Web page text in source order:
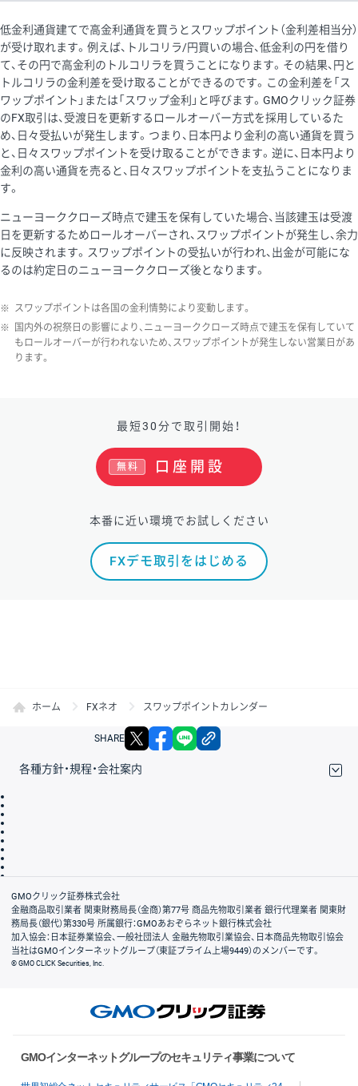
低金利通貨建てで高金利通貨を買うとスワップポイント（金利差相当分）
が受け取れます。例えば、トルコリラ/円買いの場合、低金利の円を借り
て、その円で高金利のトルコリラを買うことになります。その結果、円と
トルコリラの金利差を受け取ることができるのです。この金利差を「ス
ワップポイント」または「スワップ金利」と呼びます。GMOクリック証券
のFX取引は、受渡日を更新するロールオーバー方式を採用しているた
め、日々受払いが発生します。つまり、日本円より金利の高い通貨を買う
と、日々スワップポイントを受け取ることができます。逆に、日本円より
金利の高い通貨を売ると、日々スワップポイントを支払うことになりま
す。
ニューヨーククローズ時点で建玉を保有していた場合、当該建玉は受渡
日を更新するためロールオーバーされ、スワップポイントが発生し、余力
に反映されます。スワップポイントの受払いが行われ、出金が可能にな
るのは約定日のニューヨーククローズ後となります。
※ スワップポイントは各国の金利情勢により変動します。
※
国内外の祝祭日の影響により、ニューヨーククローズ時点で建玉を保有していて
もロールオーバーが行われないため、スワップポイントが発生しない営業日があ
ります。
最短30分で取引開始！
口座開設
無料
本番に近い環境でお試しください
FXデモ取引をはじめる
ホーム FXネオ スワップポイントカレンダー
SHARE X facebook
各種方針・規程・会社案内
会社案内
GMOクリック証券株式会社
金融商品取引業者 関東財務局長（金商）第77号 商品先物取引業者 銀行代理業者 関東財
務局長（銀代）第330号 所属銀行：GMOあおぞらネット銀行株式会社
加入協会：日本証券業協会、一般社団法人 金融先物取引業協会、日本商品先物取引協会
当社はGMOインターネットグループ（東証プライム上場9449）のメンバーです。
© GMO CLICK Securities, Inc.
GMOインターネットグループのセキュリティ事業について